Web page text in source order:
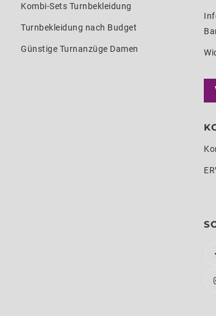
Kombi-Sets Turnbekleidung
Turnbekleidung nach Budget
Günstige Turnanzüge Damen